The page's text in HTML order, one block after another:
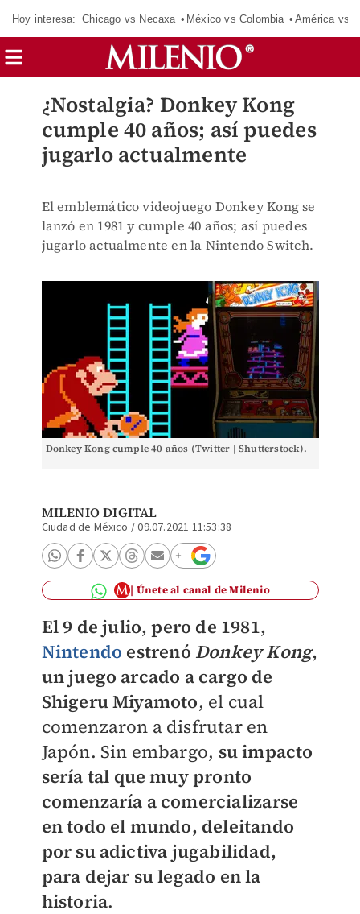
Hoy interesa: Chicago vs Necaxa México vs Colombia América vs
¿Nostalgia? Donkey Kong
cumple 40 años; así puedes
jugarlo actualmente
El emblemático videojuego Donkey Kong se
lanzó en 1981 y cumple 40 años; así puedes
jugarlo actualmente en la Nintendo Switch.
Donkey Kong cumple 40 años (Twitter | Shutterstock).
MILENIO DIGITAL
Ciudad de México /09.07.2021 11:53:38
Únete al canal de Milenio
El 9 de julio, pero de 1981,
Nintendo estrenó Donkey Kong,
un juego arcado a cargo de
Shigeru Miyamoto, el cual
comenzaron a disfrutar en
Japón. Sin embargo, su impacto
sería tal que muy pronto
comenzaría a comercializarse
en todo el mundo, deleitando
por su adictiva jugabilidad,
para dejar su legado en la
historia.